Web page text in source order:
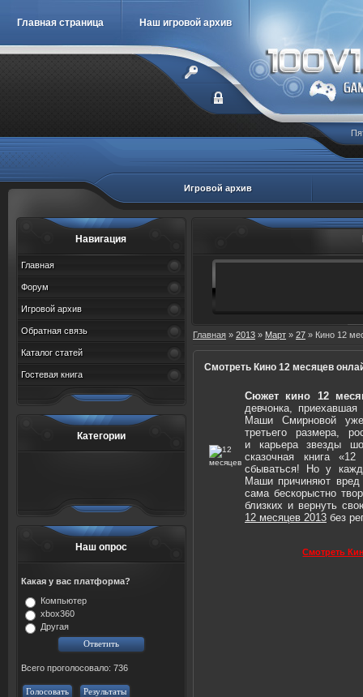
Главная страница Наш игровой архив
Игровой архив
Навигация
Главная
Форум
Игровой архив
Обратная связь
Каталог статей
Гостевая книга
Категории
Наш опрос
Какая у вас платформа?
Компьютер
xbox360
Другая
Всего проголосовало: 736
Голосовать Результаты
Главная » 2013 » Март » 27 » Кино 12
Смотреть Кино 12 месяцев
Сюжет кино 12
девчонка,
Маши Смирновой
третьего размера,
и карьера звезды
сказочная книга
сбываться! Но у
Маши причиняют
сама бескорыстно
близких и вернуть
12 месяцев 2013 без
Смотреть